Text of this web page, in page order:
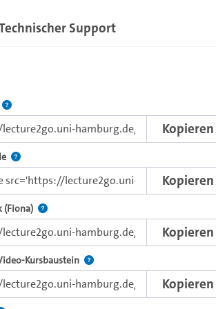
zeigen Deutschlandstipendiatinnen in
Support
Der Link zu diesem Video.
Kopieren
Nutzen Sie diesen Code, um das Video mit dem
Kopieren
(Fiona) Direkter iFrame-Link zur Weitergabe an
Kopieren
Kursbaustein Verwenden Sie diesen Link,
Kopieren